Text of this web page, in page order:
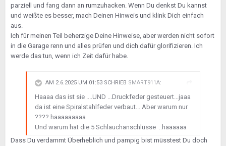
parziell und fang dann an rumzuhacken. Wenn Du denkst Du kannst
und weißte es besser, mach Deinen Hinweis und klink Dich einfach
aus.
Ich für meinen Teil beherzige Deine Hinweise, aber werden nicht sofort
in die Garage renn und alles prüfen und dich dafür glorifizieren. Ich
werde das tun, wenn ich Zeit dafür habe.
AM 2.6.2025 UM 01:53 SCHRIEB SMART911A:
Haaaa das ist sie ....UND ...Druckfeder gesteuert...jaaa
da ist eine Spiralstahlfeder verbaut... Aber warum nur
???? haaaaaaaaa
Und warum hat die 5 Schlauchanschlüsse ..haaaaaa
Dass Du verdammt Überheblich und pampig bist müsstest Du doch